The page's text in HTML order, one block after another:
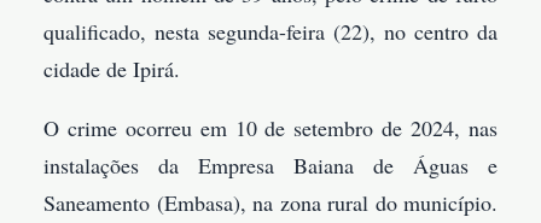
qualificado, nesta segunda-feira (22), no centro da
cidade de Ipirá.
O crime ocorreu em 10 de setembro de 2024, nas
instalações da Empresa Baiana de Águas e
Saneamento (Embasa), na zona rural do município.